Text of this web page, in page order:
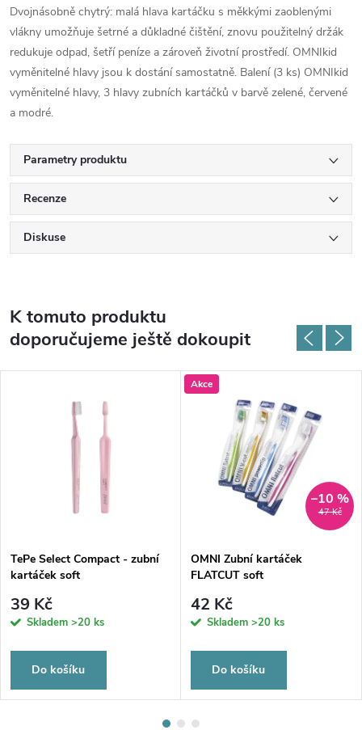
Dvojnásobně chytrý: malá hlava kartáčku s měkkými zaoblenými
vlákny umožňuje šetrné a důkladné čištění, znovu použitelný držák
redukuje odpad, šetří peníze a zároveň životní prostředí. OMNIkid
vyměnitelné hlavy jsou k dostání samostatně. Balení (3 ks) OMNIkid
vyměnitelné hlavy, 3 hlavy zubních kartáčků v barvě zelené, červené
a modré.
Parametry produktu
Recenze
Diskuse
K tomuto produktu
doporučujeme ještě dokoupit
TePe Select Compact - zubní
kartáček soft
39 Kč
Skladem >20 ks
Do košíku
Akce
47 Kč
–10 %
OMNI Zubní kartáček
FLATCUT soft
42 Kč
Skladem >20 ks
Do košíku